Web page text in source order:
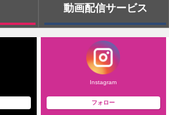
動画配信サービス
Instagram
フォロー